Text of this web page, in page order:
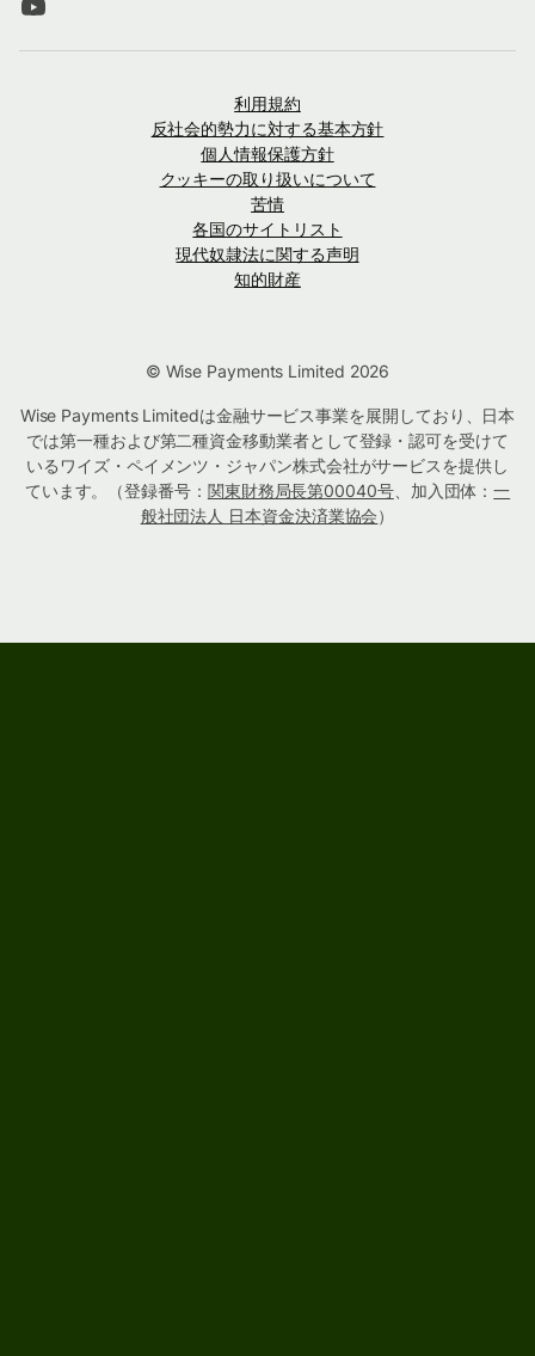
利用規約
反社会的勢力に対する基本方針
個人情報保護方針
クッキーの取り扱いについて
苦情
各国のサイトリスト
現代奴隷法に関する声明
知的財産
© Wise Payments Limited 2026
Wise Payments Limitedは金融サービス事業を展開しており、日本
では第一種および第二種資金移動業者として登録・認可を受けて
いるワイズ・ペイメンツ・ジャパン株式会社がサービスを提供し
ています。（登録番号： 関東財務局長第00040号、加入団体：一
般社団法人 日本資金決済業協会）